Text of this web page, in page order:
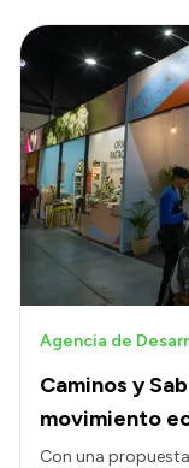
Caminos y
movimiento
Agencia de
Con una